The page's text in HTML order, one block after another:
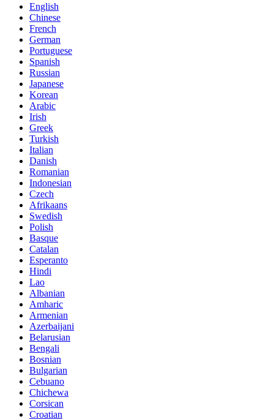
English
Chinese
French
German
Portuguese
Spanish
Russian
Japanese
Korean
Arabic
Irish
Greek
Turkish
Italian
Danish
Romanian
Indonesian
Czech
Afrikaans
Swedish
Polish
Basque
Catalan
Esperanto
Hindi
Lao
Albanian
Amharic
Armenian
Azerbaijani
Belarusian
Bengali
Bosnian
Bulgarian
Cebuano
Chichewa
Corsican
Croatian